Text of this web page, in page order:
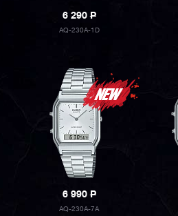
6 290P
AQ-230A-1D
6 990P
AQ-230A-7A